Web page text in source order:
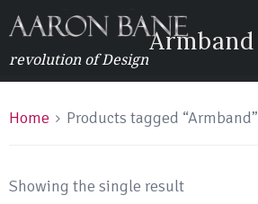
revolution of Design
Armband
Home Products tagged “Armband”
Showing the single result